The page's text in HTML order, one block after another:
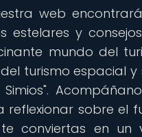
web
y
mundo del
turismo espacial
sobre el
conviertas en un